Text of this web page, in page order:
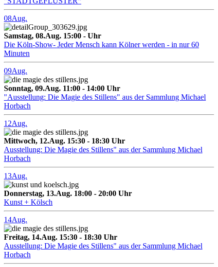
08Aug.
Samstag, 08.Aug. 15:00 - Uhr
Die Köln-Show- Jeder Mensch kann Kölner werden - in nur 60
Minuten
09Aug.
Sonntag, 09.Aug. 11:00 - 14:00 Uhr
"Ausstellung: Die Magie des Stillens" aus der Sammlung Michael
Horbach
12Aug.
Mittwoch, 12.Aug. 15:30 - 18:30 Uhr
Ausstellung: Die Magie des Stillens" aus der Sammlung Michael
Horbach
13Aug.
Donnerstag, 13.Aug. 18:00 - 20:00 Uhr
Kunst + Kölsch
14Aug.
Freitag, 14.Aug. 15:30 - 18:30 Uhr
Ausstellung: Die Magie des Stillens" aus der Sammlung Michael
Horbach